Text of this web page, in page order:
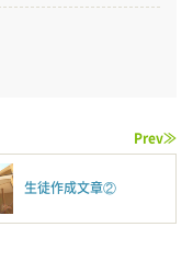
Prev≫
生徒作成文章②